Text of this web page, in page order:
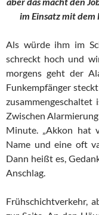
im Einsatz mit dem
Als würde ihm im
schreckt hoch und
morgens geht der
Funkempfänger
Zwischen
Minute. „Akkon hat
Name und eine oft
Dann heißt es,
Anschlag.
Frühschichtverkehr,